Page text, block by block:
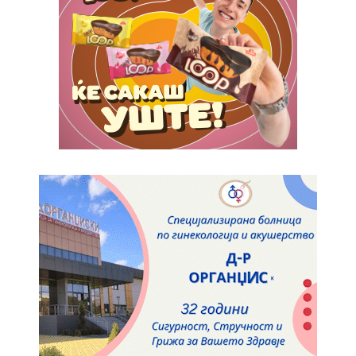
Nullam eu erat condimentum
Donec quis est ac felis
Orci varius natoque dolor
Yearly pricing Monthly pricing